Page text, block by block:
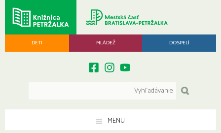
DETI MLÁDEŽ DOSPELÍ
MENU